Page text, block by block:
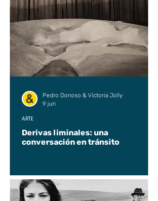
Derivas liminales: una
conversación en tránsito
ARTE
Pedro Donoso & Victoria Jolly
9 jun